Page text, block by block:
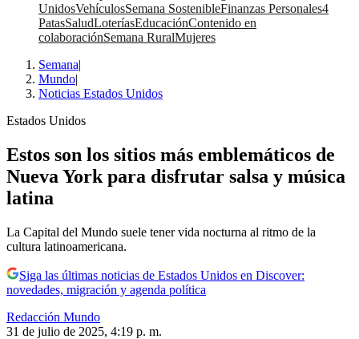
UnidosVehículosSemana SostenibleFinanzas Personales4
PatasSaludLoteríasEducaciónContenido en
colaboraciónSemana RuralMujeres
Semana|
Mundo|
Noticias Estados Unidos
Estados Unidos
Estos son los sitios más emblemáticos de
Nueva York para disfrutar salsa y música
latina
La Capital del Mundo suele tener vida nocturna al ritmo de la
cultura latinoamericana.
Siga las últimas noticias de Estados Unidos en Discover:
novedades, migración y agenda política
Redacción Mundo
31 de julio de 2025, 4:19 p. m.